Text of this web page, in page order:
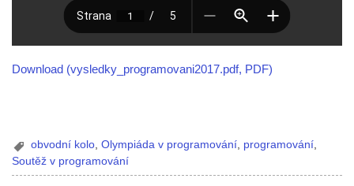
Download (vysledky_programovani2017.pdf, PDF)
obvodní kolo,Olympiáda v programování, programování,
Soutěž v programování